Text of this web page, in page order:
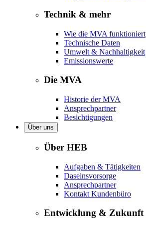
Technik & mehr
Wie die MVA funktioniert
Technische Daten
Umwelt & Nachhaltigkeit
Emissionswerte
Die MVA
Historie der MVA
Ansprechpartner
Besichtigungen
Über uns
Über HEB
Aufgaben & Tätigkeiten
Daseinsvorsorge
Ansprechpartner
Kontakt Kundenbüro
Entwicklung & Zukunft